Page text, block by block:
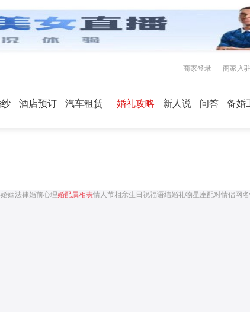
商家登录 商家入驻
酒店预订 汽车租赁 婚礼攻略 新人说 问答 备婚
姻法律婚前心理婚配属相表情人节相亲生日祝福语结婚礼物星座配对情侣网名